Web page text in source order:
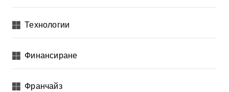
Технологии
Финансиране
Франчайз